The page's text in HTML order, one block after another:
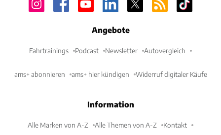
Angebote
Fahrtrainings Podcast Newsletter Autovergleich
ams+ abonnieren ams+ hier kündigen Widerruf digitaler Käufe
Information
Alle Marken von A-Z Alle Themen von A-Z Kontakt